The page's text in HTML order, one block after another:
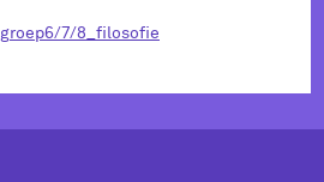
7/8_filosofie